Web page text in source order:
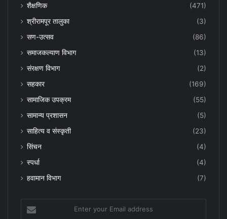
शैक्षणिक
(471)
श्रीरामपूर तालुका
(3)
सण-उत्सव
(86)
समाजकल्याण विभाग
(13)
संरक्षण विभाग
(2)
सहकार
(169)
सामाजिक उपक्रम
(55)
सामान्य प्रशासन
(5)
साहित्य व संस्कृती
(23)
सिंचन
(4)
स्पर्धा
(4)
हवामान विभाग
(7)
your